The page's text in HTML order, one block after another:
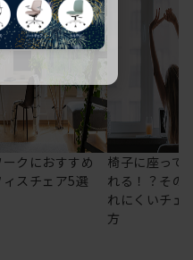
クにおすすめ
スチェア5選
椅子に座って
れる！？その
れにくいチェ
方